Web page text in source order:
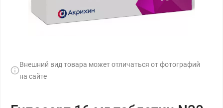
Внешний вид товара может отличаться от фотографий
на сайте